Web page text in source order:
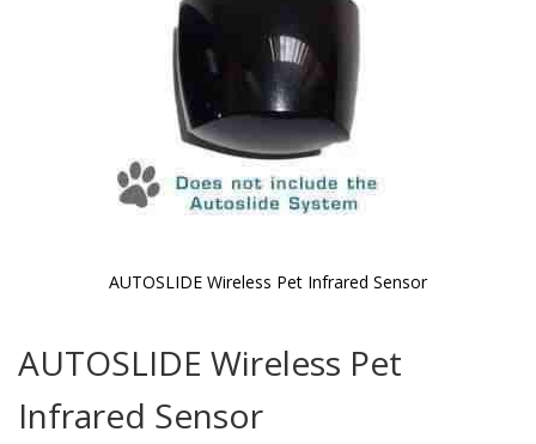
AUTOSLIDE Wireless Pet Infrared Sensor
the
beginning
of
the
AUTOSLIDE Wireless Pet
Infrared Sensor